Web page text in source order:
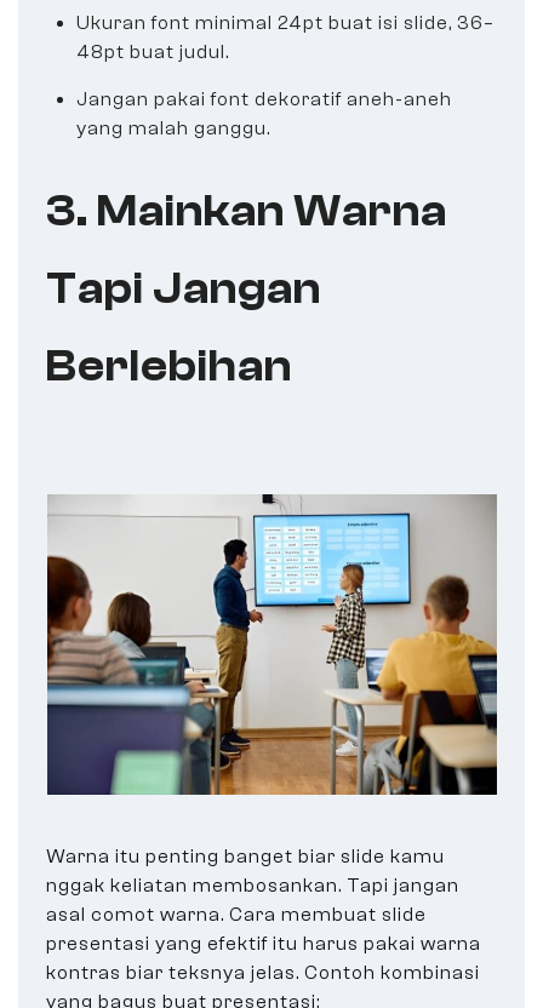
Ukuran font minimal 24pt buat isi slide, 36–
48pt buat judul.
Jangan pakai font dekoratif aneh-aneh
yang malah ganggu.
3. Mainkan Warna
Tapi Jangan
Berlebihan
Warna itu penting banget biar slide kamu
nggak keliatan membosankan. Tapi jangan
asal comot warna. Cara membuat slide
presentasi yang efektif itu harus pakai warna
kontras biar teksnya jelas. Contoh kombinasi
yang bagus buat presentasi: